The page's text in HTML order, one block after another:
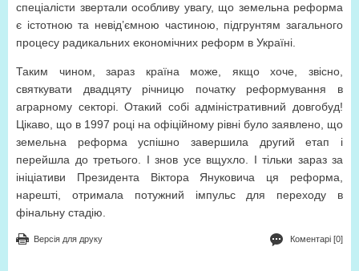
спеціалісти звертали особливу увагу, що земельна реформа
є істотною та невід’ємною частиною, підгрунтям загального
процесу радикальних економічних реформ в Україні.
Таким чином, зараз країна може, якщо хоче, звісно,
святкувати двадцяту річницю початку реформування в
аграрному секторі. Отакий собі адміністративний довгобуд!
Цікаво, що в 1997 році на офіційному рівні було заявлено, що
земельна реформа успішно завершила другий етап і
перейшла до третього. І знов усе вщухло. І тільки зараз за
ініціативи Президента Віктора Януковича ця реформа,
нарешті, отримала потужний імпульс для переходу в
фінальну стадію.
Коментарі [0]
Версія для друку